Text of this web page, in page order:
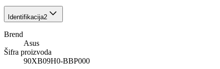
Identifikacija2
Brend
Asus
Šifra proizvoda
90XB09H0-BBP000